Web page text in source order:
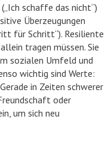
schaffe das nicht“)
Überzeugungen
für Schritt“). Resiliente
tragen müssen. Sie
sozialen Umfeld und
wichtig sind Werte:
in Zeiten schwerer
oder
um sich neu